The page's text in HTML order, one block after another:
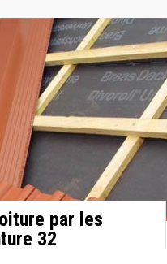
par les
32